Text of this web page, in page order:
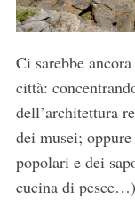
Ci sarebbe
città:
dell’architettura
dei musei;
popolari e dei
cucina di